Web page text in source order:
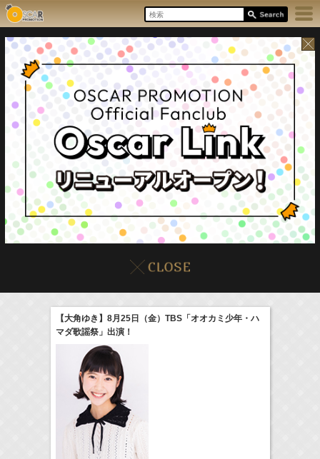
本日の出演情報8/8(Sat) イベント販売情報
17:55-18:00
(Radio) ラジオドラマ「一建設presents おうちのはなし」 髙橋ひかる
(TV)
19:30-19:45
(Radio)
21:00 -21:30
(Radio
【大角ゆき】8月25日（金）TBS「オオカミ少年・ハ
マダ歌謡祭」出演！